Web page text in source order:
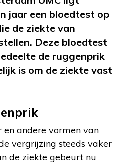
jaar een bloedtest op
de ziekte van
Deze bloedtest
de ruggenprik
is om de ziekte vast
en andere vormen van
vergrijzing steeds vaker
de ziekte gebeurt nu